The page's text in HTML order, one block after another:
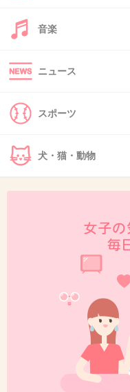
顔変わってない？
鈴木紗理奈のキャ
てもらった方が今
ない？ いいと思い
2013/12/04(水) 14:26:34
あー。やっぱり
音楽
ニュース
スポーツ
犬・猫・動物